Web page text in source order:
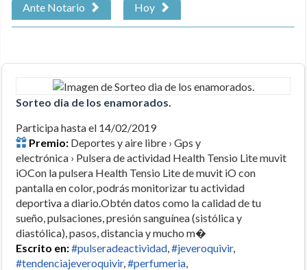
Ante Notario Hoy
Sorteo dia de los enamorados.
Participa hasta el 14/02/2019
Premio: Deportes y aire libre › Gps y
electrónica › Pulsera de actividad Health Tensio Lite muvit
iOCon la pulsera Health Tensio Lite de muvit iO con
pantalla en color, podrás monitorizar tu actividad
deportiva a diario.Obtén datos como la calidad de tu
sueño, pulsaciones, presión sanguínea (sistólica y
diastólica), pasos, distancia y mucho m�
Escrito en:#pulseradeactividad,#jeveroquivir,
#tendenciajeveroquivir,#perfumeria,